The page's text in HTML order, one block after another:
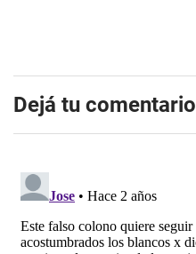
Dejá tu comentario